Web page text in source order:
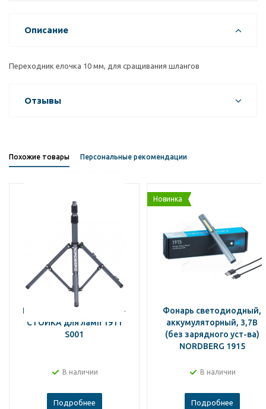
Описание
Переходник елочка 10 мм, для сращивания шлангов
Отзывы
Похожие товары Персональные рекомендации
NORDBERG ДЕРЖАТЕЛЬ-
СТОЙКА для ламп 1911
S001
В наличии
Подробнее
Новинка
Фонарь светодиодный,
аккумуляторный, 3,7В
(без зарядного уст-ва)
NORDBERG 1915
В наличии
Подробнее